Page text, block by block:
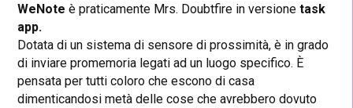
WeNote è praticamente Mrs. Doubtfire in versionetask
app.
Dotata di un sistema di sensore di prossimità, è in grado
di inviare promemoria legati ad un luogo specifico. È
pensata per tutti coloro che escono di casa
dimenticandosi metà delle cose che avrebbero dovuto